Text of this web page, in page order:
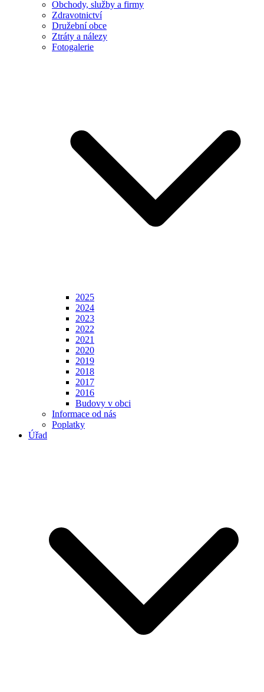
Obchody, služby a firmy
Zdravotnictví
Družební obce
Ztráty a nálezy
Fotogalerie
2025
2024
2023
2022
2021
2020
2019
2018
2017
2016
Budovy v obci
Informace od nás
Poplatky
Úřad